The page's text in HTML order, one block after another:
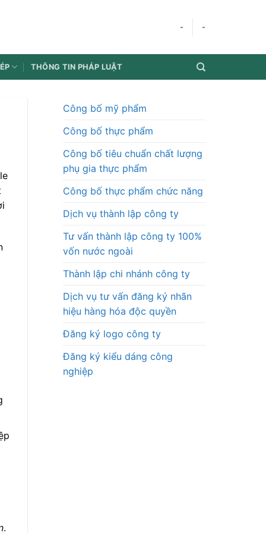
- -
THÔNG TIN PHÁP LUẬT
.
Công bố mỹ phẩm
Công bố thực phẩm
Công bố tiêu chuẩn chất lượng
phụ gia thực phẩm
Công bố thực phẩm chức năng
Dịch vụ thành lập công ty
Tư vấn thành lập công ty 100%
vốn nước ngoài
Thành lập chi nhánh công ty
Dịch vụ tư vấn đăng ký nhãn
hiệu hàng hóa độc quyền
Đăng ký logo công ty
Đăng ký kiểu dáng công
nghiệp